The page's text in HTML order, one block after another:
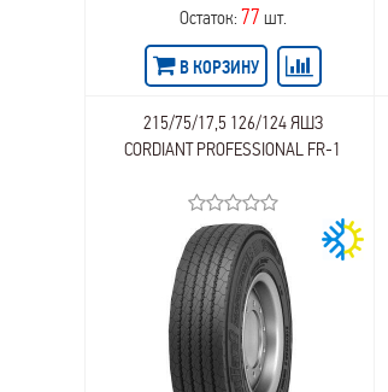
Остаток:77 шт.
В КОРЗИНУ
215/75/17,5 126/124 ЯШЗ
CORDIANT PROFESSIONAL FR-1